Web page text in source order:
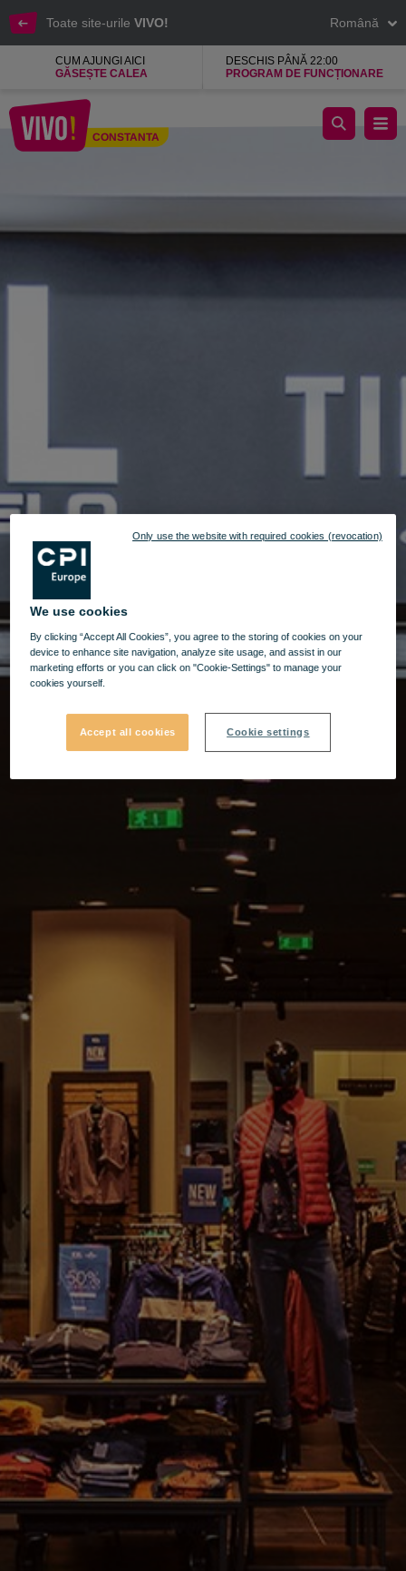
Toate site-urile VIVO! Română
CUM AJUNGI AICI
GĂSEȘTE CALEA
DESCHIS PÂNĂ 22:00
PROGRAM DE FUNCȚIONARE
CONSTANTA
KENVELO magazin de imbracaminte, incaltaminte accesorii
We use cookies
By clicking “Accept All Cookies”, you agree to the storing of cookies on your
device to enhance site navigation, analyze site usage, and assist in our
marketing efforts or you can click on "Cookie-Settings" to manage your
cookies yourself.
Accept all cookies Cookie settings
Only use the website with required cookies (revocation)